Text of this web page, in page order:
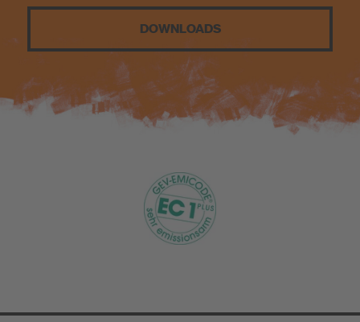
Nachhaltigkeit
DIY
DOWNLOADS